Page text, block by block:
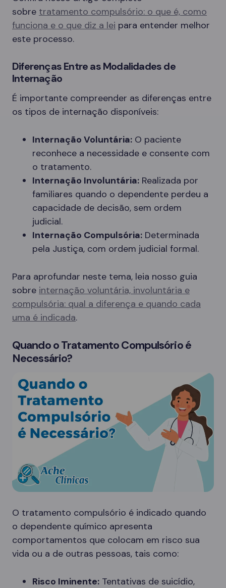
sobre tratamento compulsório: o que é, como
funciona e o que diz a lei para entender melhor
este processo.
Diferenças Entre as Modalidades de
Internação
É importante compreender as diferenças entre
os tipos de internação disponíveis:
Internação Voluntária: O paciente
reconhece a necessidade e consente com
o tratamento.
Internação Involuntária: Realizada por
familiares quando o dependente perdeu a
capacidade de decisão, sem ordem
judicial.
Internação Compulsória: Determinada
pela Justiça, com ordem judicial formal.
Para aprofundar neste tema, leia nosso guia
sobre internação voluntária, involuntária e
compulsória: qual a diferença e quando cada
uma é indicada.
Quando o Tratamento Compulsório é
Necessário?
O tratamento compulsório é indicado quando
o dependente químico apresenta
comportamentos que colocam em risco sua
vida ou a de outras pessoas, tais como:
Risco Iminente: Tentativas de suicídio,